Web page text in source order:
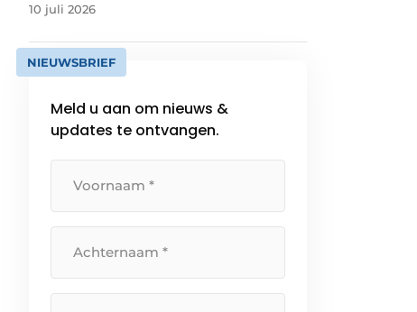
10 juli 2026
NIEUWSBRIEF
Meld u aan om nieuws &
updates te ontvangen.